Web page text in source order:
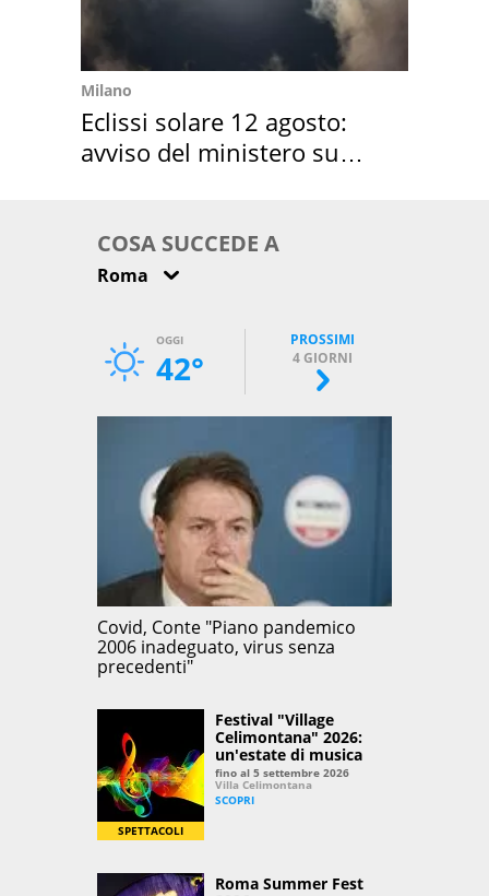
Milano
Eclissi solare 12 agosto:
avviso del ministero su